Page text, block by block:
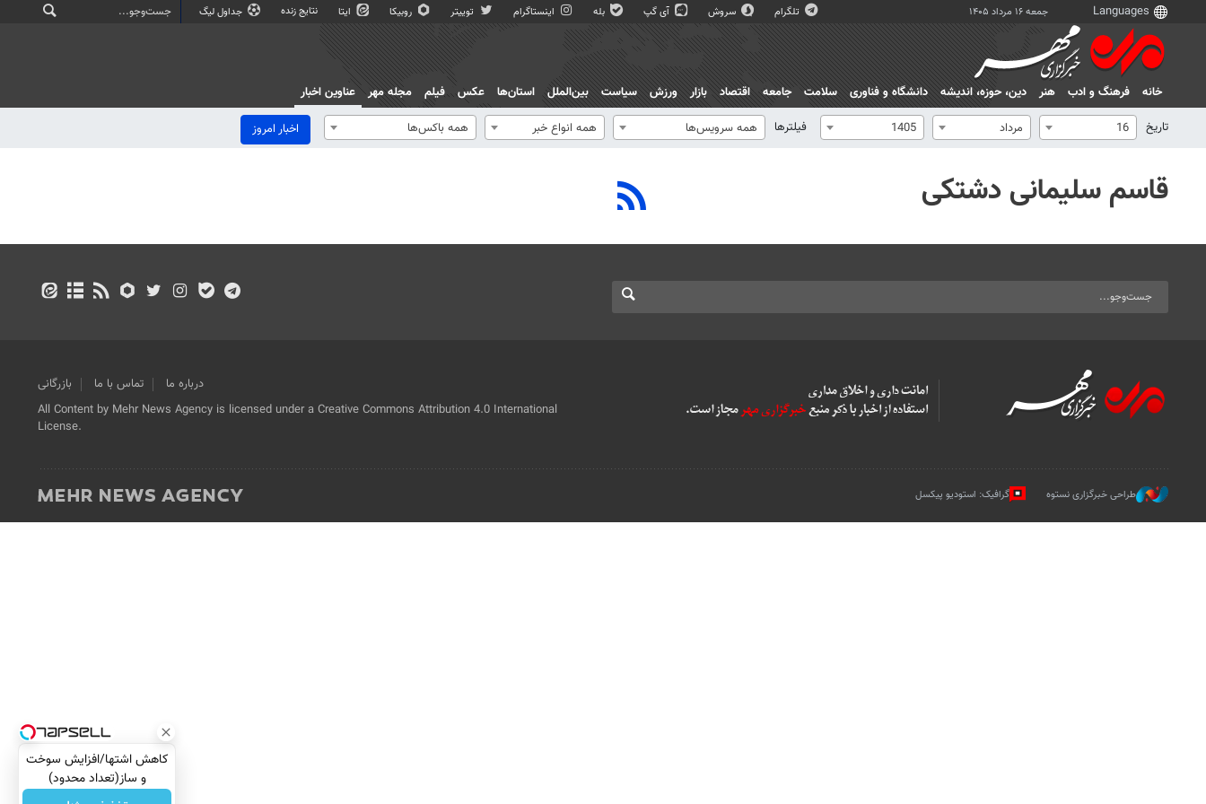
جمعه ۱۶ مرداد ۱۴۰۵ تلگرام سروش آی گپ بله اینستاگرام توییتر روبیکا ایتا نتایج زنده جداول لیگ
خانه فرهنگ و ادب هنر دين، حوزه، انديشه دانشگاه و فناوری سلامت جامعه اقتصاد بازار ورزش سیاست بین‌الملل استان‌ها عکس فیلم مجله مهر
عناوین اخبار
تاریخ
16 مرداد 1405 فیلترها همه سرویس‌ها همه انواع خبر همه باکس‌ها اخبار امروز
قاسم سلیمانی دشتکی
درباره ما تماس با ما
بازرگانی
All Content by Mehr News Agency is licensed under a Creative Commons Attribution 4.0 International
License.
طراحی خبرگزاری نستوه گرافیک: استودیو پیکسل
کاهش اشتها/افزایش سوخت
و ساز(تعداد محدود)